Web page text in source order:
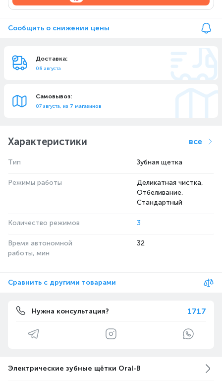
Сообщить о снижении цены
Доставка:
08 августа
Самовывоз:
07 августа, из 7 магазинов
Характеристики все
Тип Зубная щетка
Режимы работы
Деликатная чистка,
Отбеливание,
Стандартный
Количество режимов 3
Время автономной
работы, мин
32
Сравнить с другими товарами
Нужна консультация? 1717
Электрические зубные щётки Oral-B